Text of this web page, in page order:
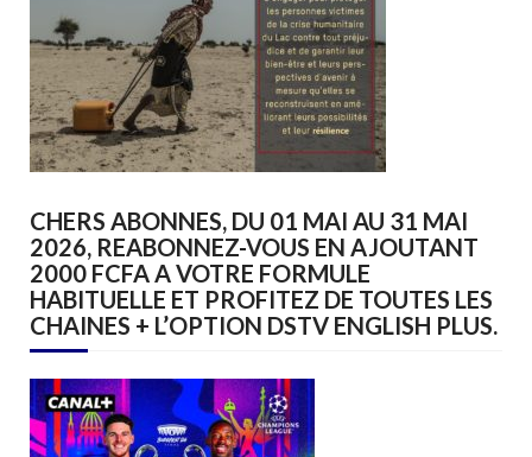
CHERS ABONNES, DU 01 MAI AU 31 MAI
2026, REABONNEZ-VOUS EN AJOUTANT
2000 FCFA A VOTRE FORMULE
HABITUELLE ET PROFITEZ DE TOUTES LES
CHAINES + L’OPTION DSTV ENGLISH PLUS.